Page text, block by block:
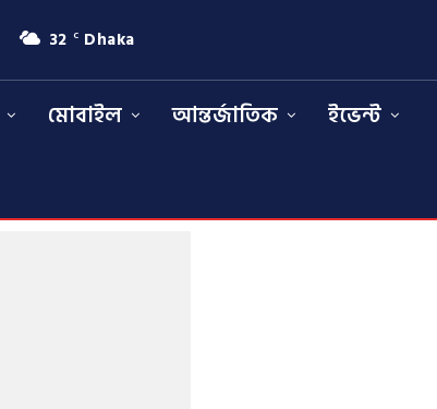
32 C Dhaka
মোবাইল আন্তর্জাতিক
ইভেন্ট